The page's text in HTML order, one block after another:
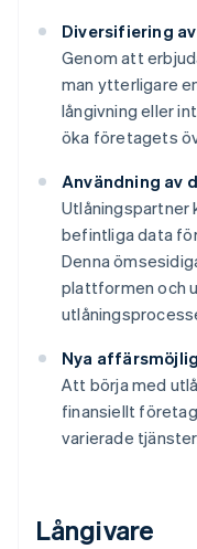
Diversifiering
Genom att
man ytterligare
långivning eller
öka företagets
Användning av
Utlåningspartner
befintliga data
Denna
plattformen och
Nya
Att börja med
finansiellt
varierade
Långivare